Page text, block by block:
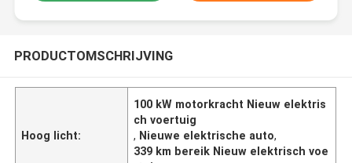
PRODUCTOMSCHRIJVING
Hoog licht:
100 kW motorkracht Nieuw elektris
ch voertuig
, Nieuwe elektrische auto,
339 km bereik Nieuw elektrisch voe